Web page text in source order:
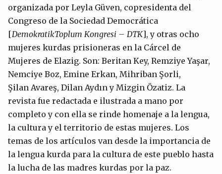
organizada por Leyla Güven, copresidenta del
Congreso de la Sociedad Democrática
[DemokratikToplum Kongresi – DTK], y otras ocho
mujeres kurdas prisioneras en la Cárcel de
Mujeres de Elazig. Son: Beritan Key, Remziye Yaşar,
Nemciye Boz, Emine Erkan, Mihriban Şorli,
Şilan Avareş, Dilan Aydın y Mizgin Özatiz. La
revista fue redactada e ilustrada a mano por
completo y con ella se rinde homenaje a la lengua,
la cultura y el territorio de estas mujeres. Los
temas de los artículos van desde la importancia de
la lengua kurda para la cultura de este pueblo hasta
la lucha de las madres kurdas por la paz.